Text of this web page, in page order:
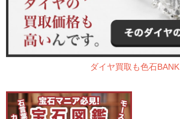
ダイヤ買取も色石BANK